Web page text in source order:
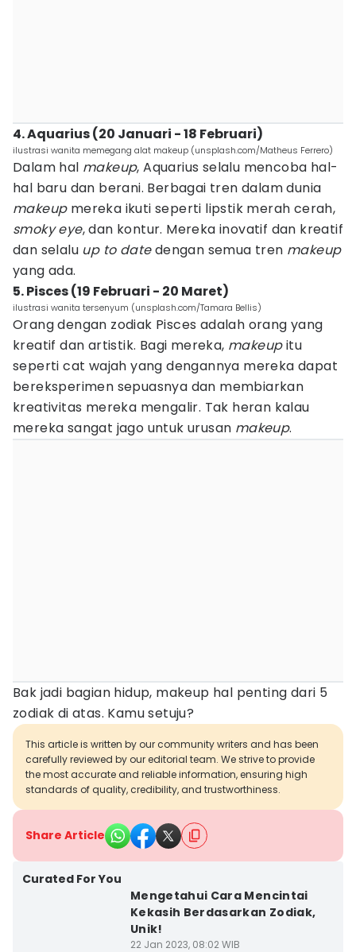
4. Aquarius (20 Januari - 18 Februari)
ilustrasi wanita memegang alat makeup (unsplash.com/Matheus Ferrero)
Dalam hal makeup, Aquarius selalu mencoba hal-
hal baru dan berani. Berbagai tren dalam dunia
makeupmereka ikuti seperti lipstik merah cerah,
smoky eye, dan kontur. Mereka inovatif dan kreatif
dan selalu up to datedengan semua tren makeup
yang ada.
5. Pisces (19 Februari - 20 Maret)
ilustrasi wanita tersenyum (unsplash.com/Tamara Bellis)
Orang dengan zodiak Pisces adalah orang yang
kreatif dan artistik. Bagi mereka, makeupitu
seperti cat wajah yang dengannya mereka dapat
bereksperimen sepuasnya dan membiarkan
kreativitas mereka mengalir. Tak heran kalau
mereka sangat jago untuk urusan makeup.
Bak jadi bagian hidup, makeup hal penting dari 5
zodiak di atas. Kamu setuju?
This article is written by our community writers and has been
carefully reviewed by our editorial team. We strive to provide
the most accurate and reliable information, ensuring high
standards of quality, credibility, and trustworthiness.
Share Article
Curated For You
Mengetahui Cara Mencintai
Kekasih Berdasarkan Zodiak,
Unik!
22 Jan 2023, 08:02 WIB